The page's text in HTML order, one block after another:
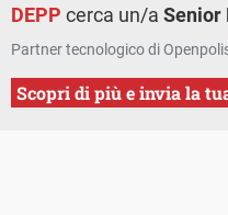
DEPP cerca un/aSenior
Partner tecnologico di
Scopri di più e invia la